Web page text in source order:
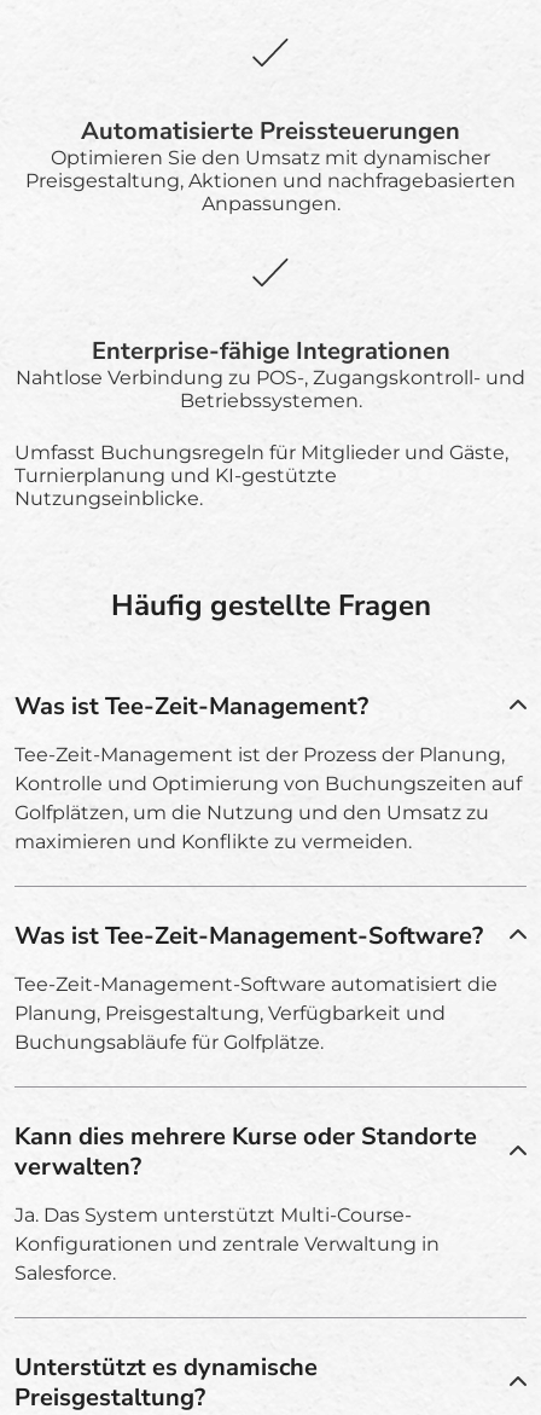
Automatisierte Preissteuerungen
Optimieren Sie den Umsatz mit dynamischer
Preisgestaltung, Aktionen und nachfragebasierten
Anpassungen.
Enterprise-fähige Integrationen
Nahtlose Verbindung zu POS-, Zugangskontroll- und
Betriebssystemen.
Umfasst Buchungsregeln für Mitglieder und Gäste,
Turnierplanung und KI-gestützte
Nutzungseinblicke.
Häufig gestellte Fragen
Was ist Tee-Zeit-Management?
Tee-Zeit-Management ist der Prozess der Planung,
Kontrolle und Optimierung von Buchungszeiten auf
Golfplätzen, um die Nutzung und den Umsatz zu
maximieren und Konflikte zu vermeiden.
Was ist Tee-Zeit-Management-Software?
Tee-Zeit-Management-Software automatisiert die
Planung, Preisgestaltung, Verfügbarkeit und
Buchungsabläufe für Golfplätze.
Kann dies mehrere Kurse oder Standorte
verwalten?
Ja. Das System unterstützt Multi-Course-
Konfigurationen und zentrale Verwaltung in
Salesforce.
Unterstützt es dynamische
Preisgestaltung?